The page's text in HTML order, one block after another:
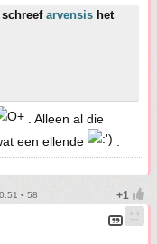
schreef arvensis het
. Alleen al die
een ellende
• 58